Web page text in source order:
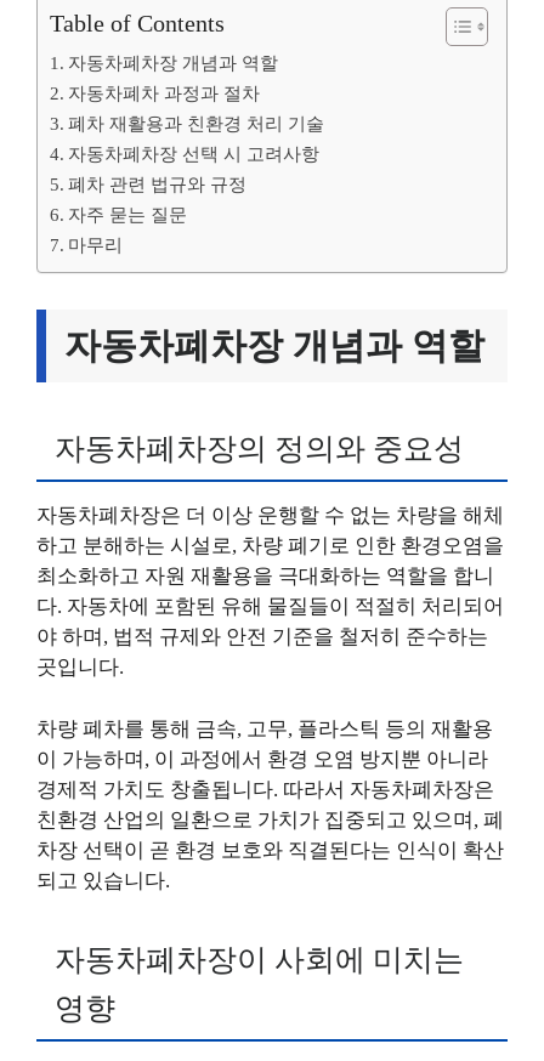
Table of Contents
자동차폐차장 개념과 역할
자동차폐차 과정과 절차
폐차 재활용과 친환경 처리 기술
자동차폐차장 선택 시 고려사항
폐차 관련 법규와 규정
자주 묻는 질문
마무리
자동차폐차장 개념과 역할
자동차폐차장의 정의와 중요성
자동차폐차장은 더 이상 운행할 수 없는 차량을 해체
하고 분해하는 시설로, 차량 폐기로 인한 환경오염을
최소화하고 자원 재활용을 극대화하는 역할을 합니
다. 자동차에 포함된 유해 물질들이 적절히 처리되어
야 하며, 법적 규제와 안전 기준을 철저히 준수하는
곳입니다.
차량 폐차를 통해 금속, 고무, 플라스틱 등의 재활용
이 가능하며, 이 과정에서 환경 오염 방지뿐 아니라
경제적 가치도 창출됩니다. 따라서 자동차폐차장은
친환경 산업의 일환으로 가치가 집중되고 있으며, 폐
차장 선택이 곧 환경 보호와 직결된다는 인식이 확산
되고 있습니다.
자동차폐차장이 사회에 미치는
영향